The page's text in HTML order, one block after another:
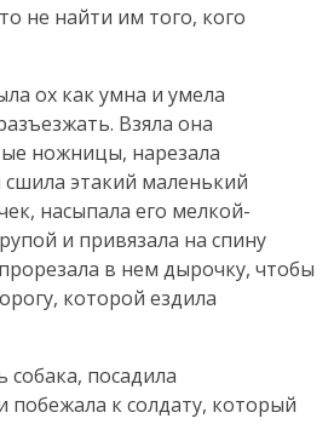
не найти им того, кого
ох как умна и умела
Взяла она
ножницы, нарезала
сшила этакий маленький
насыпала его мелкой-
и привязала на спину
в нем дырочку, чтобы
которой ездила
собака, посадила
побежала к солдату, который